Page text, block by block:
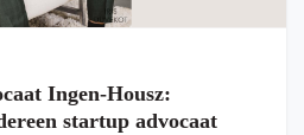
Ingen-Housz:
startup advocaat